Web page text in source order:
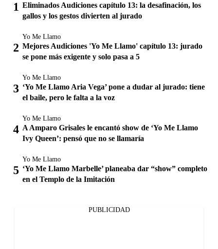
Eliminados Audiciones capítulo 13: la desafinación, los
gallos y los gestos divierten al jurado
Yo Me Llamo
Mejores Audiciones 'Yo Me Llamo' capítulo 13: jurado
se pone más exigente y solo pasa a 5
Yo Me Llamo
‘Yo Me Llamo Aria Vega’ pone a dudar al jurado: tiene
el baile, pero le falta a la voz
Yo Me Llamo
A Amparo Grisales le encantó show de ‘Yo Me Llamo
Ivy Queen’: pensó que no se llamaría
Yo Me Llamo
‘Yo Me Llamo Marbelle’ planeaba dar “show” completo
en el Templo de la Imitación
PUBLICIDAD